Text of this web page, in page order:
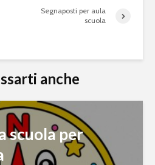
Segnaposti per aula
scuola
anche
scuola per